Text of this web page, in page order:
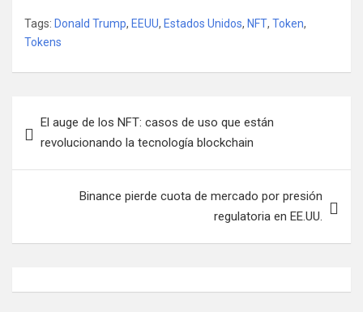
Tags: Donald Trump, EEUU, Estados Unidos, NFT, Token,
Tokens
a
i
El auge de los NFT: casos de uso que están
revolucionando la tecnología blockchain
Binance pierde cuota de mercado por presión
regulatoria en EE.UU.